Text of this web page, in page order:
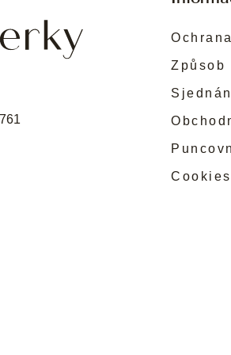
Způsob
Cookies